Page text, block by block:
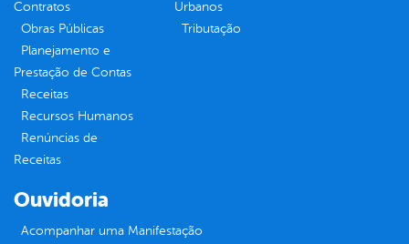
Contratos
Obras Públicas
Planejamento e
Prestação de Contas
Receitas
Recursos Humanos
Renúncias de
Receitas
Urbanos
Tributação
Ouvidoria
Acompanhar uma Manifestação